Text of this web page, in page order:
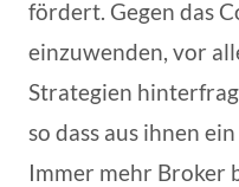
fördert. Gegen das
einzuwenden, vor
Strategien
so dass aus ihnen
Immer mehr Broker